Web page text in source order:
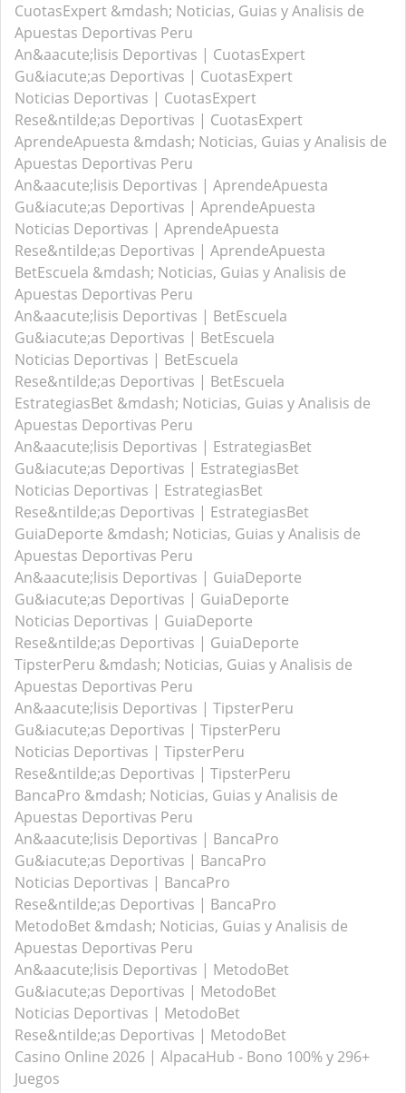
CuotasExpert &mdash; Noticias, Guias y Analisis de
Apuestas Deportivas Peru
An&aacute;lisis Deportivas | CuotasExpert
Gu&iacute;as Deportivas | CuotasExpert
Noticias Deportivas | CuotasExpert
Rese&ntilde;as Deportivas | CuotasExpert
AprendeApuesta &mdash; Noticias, Guias y Analisis de
Apuestas Deportivas Peru
An&aacute;lisis Deportivas | AprendeApuesta
Gu&iacute;as Deportivas | AprendeApuesta
Noticias Deportivas | AprendeApuesta
Rese&ntilde;as Deportivas | AprendeApuesta
BetEscuela &mdash; Noticias, Guias y Analisis de
Apuestas Deportivas Peru
An&aacute;lisis Deportivas | BetEscuela
Gu&iacute;as Deportivas | BetEscuela
Noticias Deportivas | BetEscuela
Rese&ntilde;as Deportivas | BetEscuela
EstrategiasBet &mdash; Noticias, Guias y Analisis de
Apuestas Deportivas Peru
An&aacute;lisis Deportivas | EstrategiasBet
Gu&iacute;as Deportivas | EstrategiasBet
Noticias Deportivas | EstrategiasBet
Rese&ntilde;as Deportivas | EstrategiasBet
GuiaDeporte &mdash; Noticias, Guias y Analisis de
Apuestas Deportivas Peru
An&aacute;lisis Deportivas | GuiaDeporte
Gu&iacute;as Deportivas | GuiaDeporte
Noticias Deportivas | GuiaDeporte
Rese&ntilde;as Deportivas | GuiaDeporte
TipsterPeru &mdash; Noticias, Guias y Analisis de
Apuestas Deportivas Peru
An&aacute;lisis Deportivas | TipsterPeru
Gu&iacute;as Deportivas | TipsterPeru
Noticias Deportivas | TipsterPeru
Rese&ntilde;as Deportivas | TipsterPeru
BancaPro &mdash; Noticias, Guias y Analisis de
Apuestas Deportivas Peru
An&aacute;lisis Deportivas | BancaPro
Gu&iacute;as Deportivas | BancaPro
Noticias Deportivas | BancaPro
Rese&ntilde;as Deportivas | BancaPro
MetodoBet &mdash; Noticias, Guias y Analisis de
Apuestas Deportivas Peru
An&aacute;lisis Deportivas | MetodoBet
Gu&iacute;as Deportivas | MetodoBet
Noticias Deportivas | MetodoBet
Rese&ntilde;as Deportivas | MetodoBet
Casino Online 2026 | AlpacaHub - Bono 100% y 296+
Juegos